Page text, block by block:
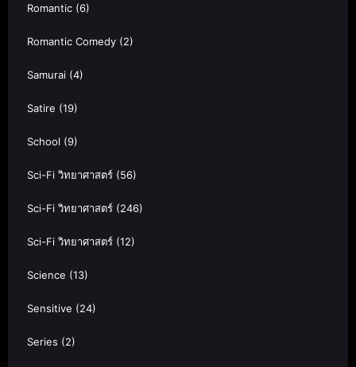
Romantic (6)
Romantic Comedy (2)
Samurai (4)
Satire (19)
School (9)
Sci-Fi วิทยาศาสตร์ (56)
Sci-Fi วิทยาศาสตร์ (246)
Sci-Fi วิทยาศาสตร์ (12)
Science (13)
Sensitive (24)
Series (2)